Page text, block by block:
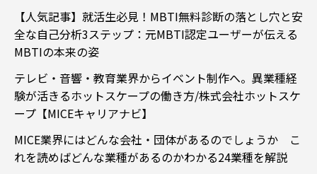
【人気記事】就活生必見！MBTI無料診断の落とし穴と安
全な自己分析3ステップ：元MBTI認定ユーザーが伝える
MBTIの本来の姿
テレビ・音響・教育業界からイベント制作へ。異業種経
験が活きるホットスケープの働き方/株式会社ホットスケ
ープ【MICEキャリアナビ】
MICE業界にはどんな会社・団体があるのでしょうか こ
れを読めばどんな業種があるのかわかる24業種を解説